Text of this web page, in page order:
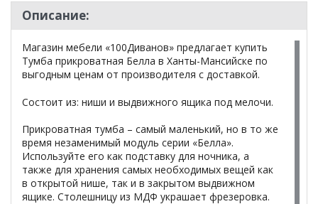
Описание:
Магазин мебели «100Диванов» предлагает купить
Тумба прикроватная Белла в Ханты-Мансийске по
выгодным ценам от производителя с доставкой.
Состоит из: ниши и выдвижного ящика под мелочи.
Прикроватная тумба – самый маленький, но в то же
время незаменимый модуль серии «Белла».
Используйте его как подставку для ночника, а
также для хранения самых необходимых вещей как
в открытой нише, так и в закрытом выдвижном
ящике. Столешницу из МДФ украшает фрезеровка.